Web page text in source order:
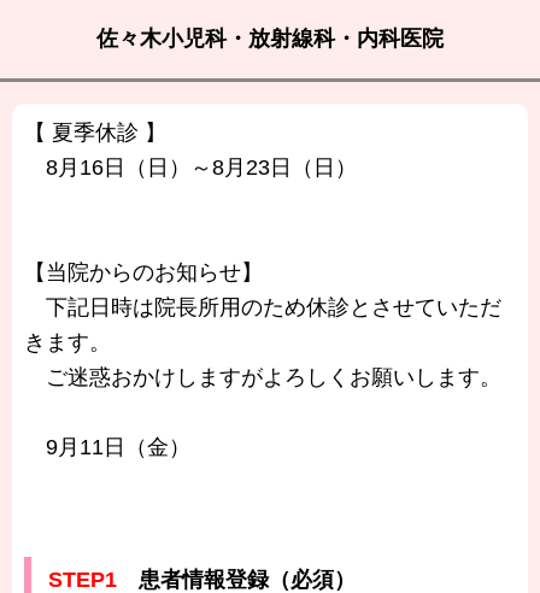
佐々木小児科・放射線科・内科医院
【 夏季休診 】
8月16日（日）～8月23日（日）
【当院からのお知らせ】
下記日時は院長所用のため休診とさせていただ
きます。
ご迷惑おかけしますがよろしくお願いします。
9月11日（金）
STEP1患者情報登録（必須）